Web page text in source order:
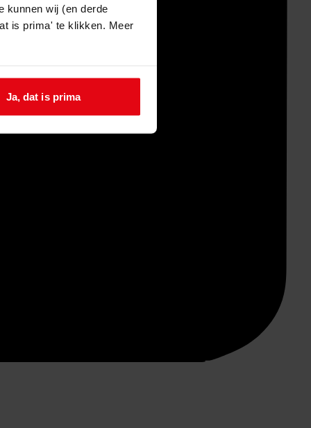
kunnen wij (en derde
is prima' te klikken. Meer
Ja, dat is prima